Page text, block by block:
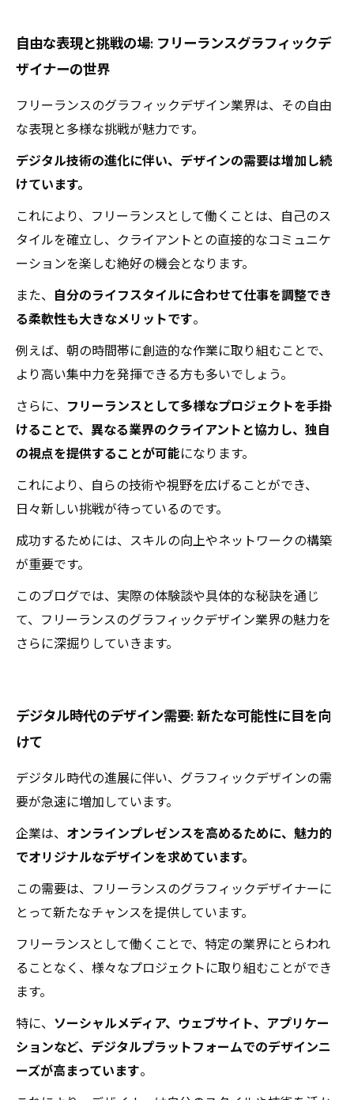
スで進む道
クリエイティブな影響力: さまざまな業界との協
力
大事な秘訣: フリーランスデザイナーの実体験
新たな挑戦と学び: フリーランスグラフィックデ
ザイン業界での成長
自由な表現と挑戦の場: フリーランスグラフィックデ
ザイナーの世界
フリーランスのグラフィックデザイン業界は、その自由
な表現と多様な挑戦が魅力です。
デジタル技術の進化に伴い、デザインの需要は増加し続
けています。
これにより、フリーランスとして働くことは、自己のス
タイルを確立し、クライアントとの直接的なコミュニケ
ーションを楽しむ絶好の機会となります。
また、 自分のライフスタイルに合わせて仕事を調整でき
る柔軟性も大きなメリットです。
例えば、朝の時間帯に創造的な作業に取り組むことで、
より高い集中力を発揮できる方も多いでしょう。
さらに、 フリーランスとして多様なプロジェクトを手掛
けることで、異なる業界のクライアントと協力し、独自
の視点を提供することが可能になります。
これにより、自らの技術や視野を広げることができ、
日々新しい挑戦が待っているのです。
成功するためには、スキルの向上やネットワークの構築
が重要です。
このブログでは、実際の体験談や具体的な秘訣を通じ
て、フリーランスのグラフィックデザイン業界の魅力を
さらに深掘りしていきます。
デジタル時代のデザイン需要: 新たな可能性に目を向
けて
デジタル時代の進展に伴い、グラフィックデザインの需
要が急速に増加しています。
企業は、 オンラインプレゼンスを高めるために、魅力的
でオリジナルなデザインを求めています。
この需要は、フリーランスのグラフィックデザイナーに
とって新たなチャンスを提供しています。
フリーランスとして働くことで、特定の業界にとらわれ
ることなく、様々なプロジェクトに取り組むことができ
ます。
特に、 ソーシャルメディア、ウェブサイト、アプリケー
ションなど、デジタルプラットフォームでのデザインニ
ーズが高まっています。